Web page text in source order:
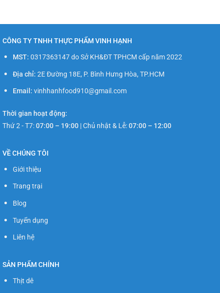
CÔNG TY TNHH THỰC PHẨM VINH HẠNH
MST: 0317363147 do Sở KH&ĐT TPHCM cấp năm 2022
Địa chỉ: 2E Đường 18E, P. Bình Hưng Hòa, TP.HCM
Email: vinhhanhfood910@gmail.com
Thời gian hoạt động:
Thứ 2 - T7:07:00 – 19:00 |Chủ nhật & Lễ:07:00 – 12:00
VỀ CHÚNG TÔI
Giới thiệu
Trang trại
Blog
Tuyển dụng
Liên hệ
SẢN PHẨM CHÍNH
Thịt dê